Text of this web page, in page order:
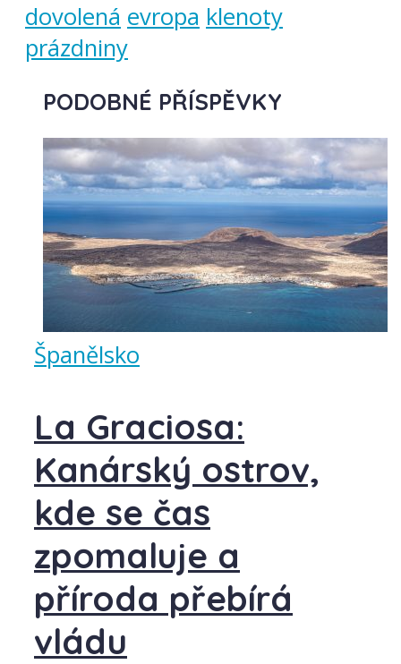
dovolená evropa klenoty
prázdniny
PODOBNÉ PŘÍSPĚVKY
Španělsko
La Graciosa:
Kanárský ostrov,
kde se čas
zpomaluje a
příroda přebírá
vládu